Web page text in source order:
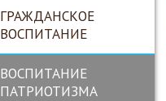
ГРАЖДАНСКОЕ
ВОСПИТАНИЕ
ВОСПИТАНИЕ
ПАТРИОТИЗМА